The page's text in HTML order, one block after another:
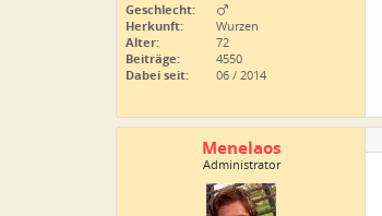
Geschlecht:
Herkunft:
Wurzen
Alter:
72
Beiträge:
4550
Dabei seit:
06 / 2014
Menelaos
Administrator